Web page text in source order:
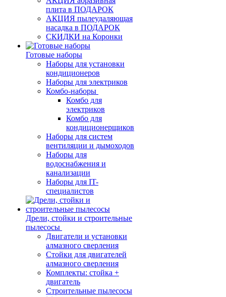
плита в ПОДАРОК
АКЦИЯ пылеудаляющая
насадка в ПОДАРОК
СКИДКИ на Коронки
Готовые наборы
Наборы для установки
кондиционеров
Наборы для электриков
Комбо-наборы
Комбо для
электриков
Комбо для
кондиционерщиков
Наборы для систем
вентиляции и дымоходов
Наборы для
водоснабжения и
канализации
Наборы для IT-
специалистов
Дрели, стойки и строительные
пылесосы
Двигатели и установки
алмазного сверления
Стойки для двигателей
алмазного сверления
Комплекты: стойка +
двигатель
Строительные пылесосы